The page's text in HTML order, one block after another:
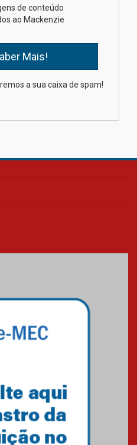
do HUEM ressalta
da prevenção e
precoce do câncer
de conteúdo
ao Mackenzie
a sua caixa de spam!